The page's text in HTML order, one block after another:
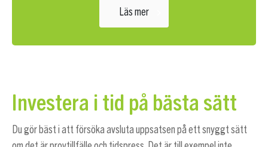
Läs mer
Investera i tid på bästa sätt
Du gör bäst i att försöka avsluta uppsatsen på ett snyggt sätt